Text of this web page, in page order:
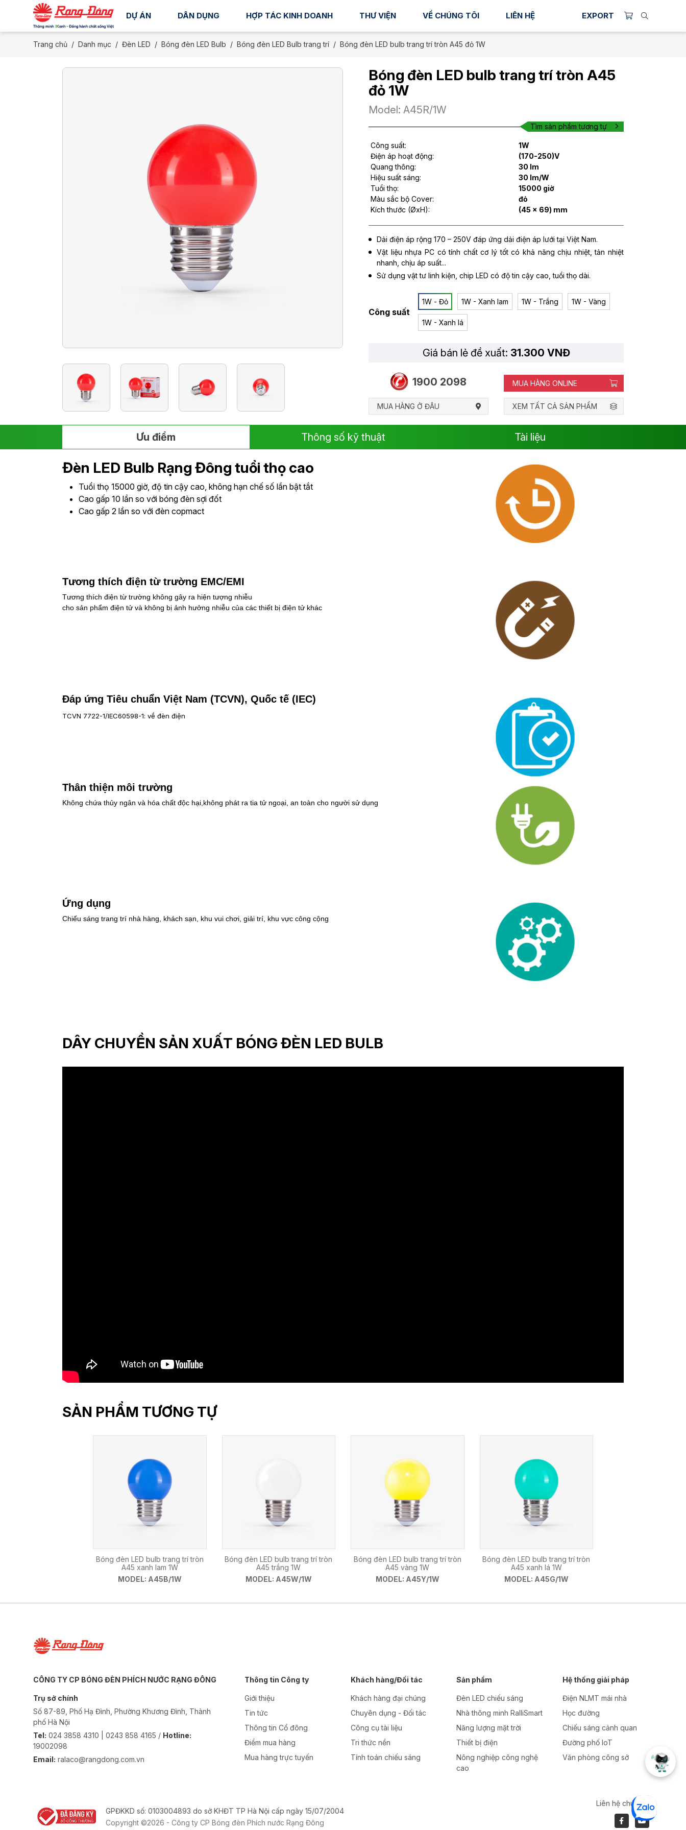
DỰ ÁN DÂN DỤNG HỢP TÁC KINH DOANH THƯ VIỆN VỀ CHÚNG TÔI LIÊN HỆ EXPORT
Trang chủ Danh mục Đèn LED Bóng đèn LED Bulb Bóng đèn LED Bulb trang trí Bóng đèn LED bulb trang trí tròn A45 đỏ 1W
Bóng đèn LED bulb trang trí tròn A45
đỏ 1W
Model: A45R/1W
Tìm sản phẩm tương tự
Công suất:
1W
Điện áp hoạt động:
(170-250)V
Quang thông:
30 lm
Hiệu suất sáng:
30 lm/W
Tuổi thọ:
15000 giờ
Màu sắc bộ Cover:
đỏ
Kích thước (ØxH):
(45 x 69) mm
Dải điện áp rộng 170 – 250V đáp ứng dải điện áp lưới tại Việt Nam.
Vật liệu nhựa PC có tính chất cơ lý tốt có khả năng chịu nhiệt, tản nhiệt
nhanh, chịu áp suất...
Sử dụng vật tư linh kiện, chip LED có độ tin cậy cao, tuổi thọ dài.
Công suất
1W - Đỏ 1W - Xanh lam 1W - Trắng 1W - Vàng
1W - Xanh lá
Giá bán lẻ đề xuất: 31.300 VNĐ
1900 2098 MUA HÀNG ONLINE
MUA HÀNG Ở ĐÂU XEM TẤT CẢ SẢN PHẨM
Ưu điểm Thông số kỹ thuật Tài liệu
Đèn LED Bulb Rạng Đông tuổi thọ cao
Tuổi thọ 15000 giờ, độ tin cậy cao, không hạn chế số lần bật tắt
Cao gấp 10 lần so với bóng đèn sợi đốt
Cao gấp 2 lần so với đèn copmact
Tương thích điện từ trường EMC/EMI
Tương thích điện từ trường không gây ra hiện tượng nhiễu
cho sản phẩm điện tử và không bị ảnh hưởng nhiễu của các thiết bị điện tử khác
Đáp ứng Tiêu chuẩn Việt Nam (TCVN), Quốc tế (IEC)
TCVN 7722-1/IEC60598-1: về đèn điện
Thân thiện môi trường
Không chứa thủy ngân và hóa chất độc hại,không phát ra tia tử ngoại, an toàn cho người sử dụng
Ứng dụng
Chiếu sáng trang trí nhà hàng, khách sạn, khu vui chơi, giải trí, khu vực công cộng
DÂY CHUYỀN SẢN XUẤT BÓNG ĐÈN LED BULB
SẢN PHẨM TƯƠNG TỰ
Bóng đèn LED bulb trang trí tròn
A45 xanh lam 1W
MODEL: A45B/1W
Bóng đèn LED bulb trang trí tròn
A45 trắng 1W
MODEL: A45W/1W
Bóng đèn LED bulb trang trí tròn
A45 vàng 1W
MODEL: A45Y/1W
Bóng đèn LED bulb trang trí tròn
A45 xanh lá 1W
MODEL: A45G/1W
CÔNG TY CP BÓNG ĐÈN PHÍCH NƯỚC RẠNG ĐÔNG
Trụ sở chính
Số 87-89, Phố Hạ Đình, Phường Khương Đình, Thành
phố Hà Nội
Tel: 024 3858 4310 | 0243 858 4165 / Hotline:
19002098
Email: ralaco@rangdong.com.vn
Thông tin Công ty
Giới thiệu
Tin tức
Thông tin Cổ đông
Điểm mua hàng
Mua hàng trực tuyến
Khách hàng/Đối tác
Khách hàng đại chúng
Chuyên dụng - Đối tác
Công cụ tài liệu
Tri thức nền
Tính toán chiếu sáng
Sản phẩm
Đèn LED chiếu sáng
Nhà thông minh RalliSmart
Năng lượng mặt trời
Thiết bị điện
Nông nghiệp công nghệ
cao
Hệ thống giải pháp
Điện NLMT mái nhà
Học đường
Chiếu sáng cảnh quan
Đường phố IoT
Văn phòng công sở
GPĐKKD số: 0103004893 do sở KHĐT TP Hà Nội cấp ngày 15/07/2004
Copyright ©2026 - Công ty CP Bóng đèn Phích nước Rạng Đông
Liên hệ chúng tôi